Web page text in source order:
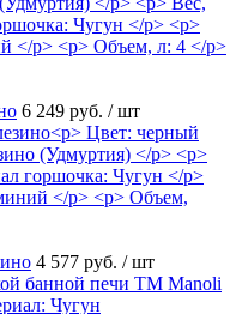
6 249 руб. / шт
4 577 руб. / шт